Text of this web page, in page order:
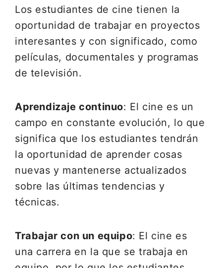
Los estudiantes de cine tienen la
oportunidad de trabajar en proyectos
interesantes y con significado, como
películas, documentales y programas
de televisión.
Aprendizaje continuo: El cine es un
campo en constante evolución, lo que
significa que los estudiantes tendrán
la oportunidad de aprender cosas
nuevas y mantenerse actualizados
sobre las últimas tendencias y
técnicas.
Trabajar con un equipo: El cine es
una carrera en la que se trabaja en